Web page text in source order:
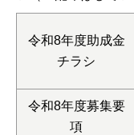
令和8年度助成金
チラシ
令和8年度募集要
項